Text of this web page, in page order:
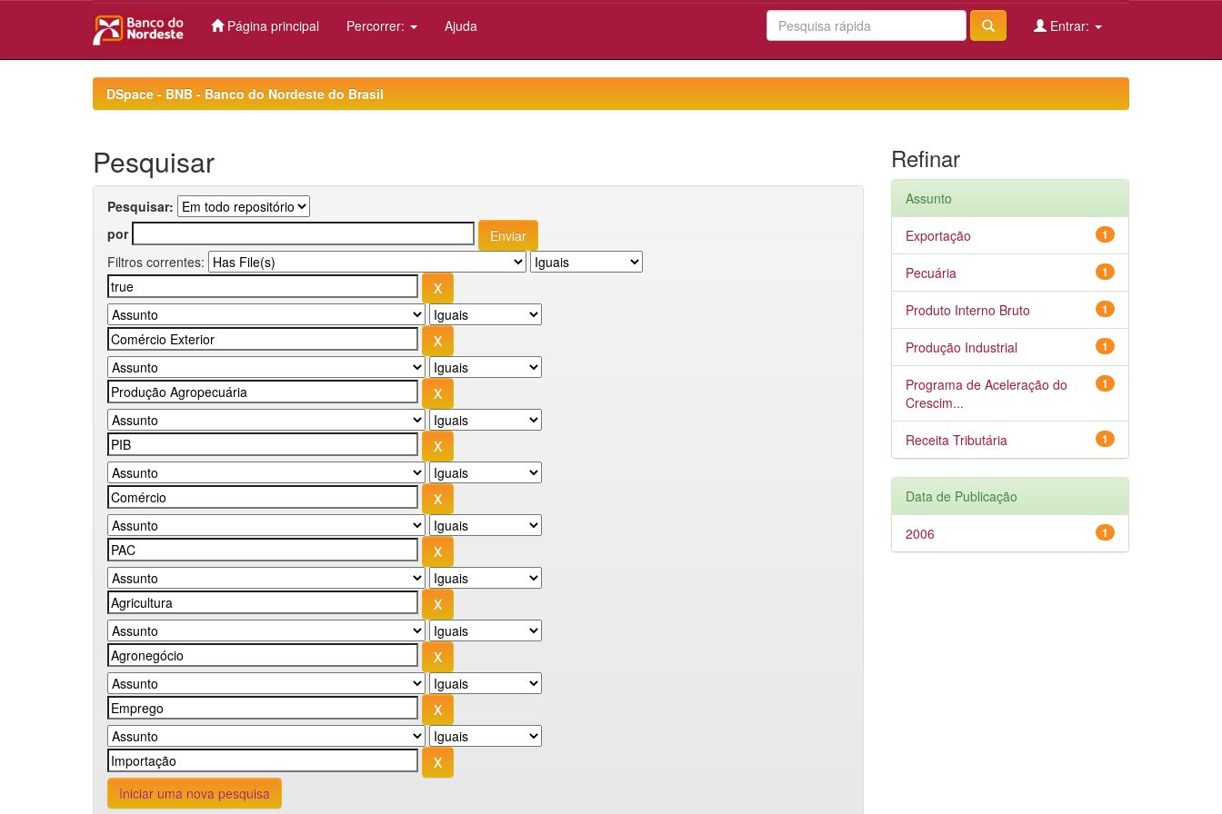
Página principal Percorrer: Ajuda Entrar:
DSpace - BNB - Banco do Nordeste do Brasil
Pesquisar
Pesquisar:
por
Filtros correntes:
Iniciar uma nova pesquisa
Refinar
Assunto
1
Exportação
1
Pecuária
1
Produto Interno Bruto
1
Produção Industrial
1
Programa de Aceleração do
Crescim...
1
Receita Tributária
Data de Publicação
1
2006